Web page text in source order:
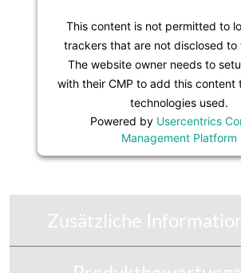
This content is not permitted to
trackers that are not disclosed to
The website owner needs to
with their CMP to add this content
technologies used.
Powered by Usercentrics
Management Platform
Zusätzliche